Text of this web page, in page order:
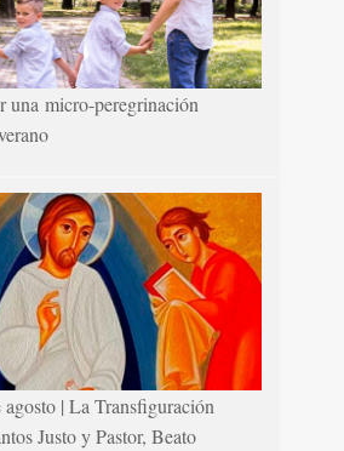
una micro-peregrinación
agosto | La Transfiguración
Justo y Pastor, Beato